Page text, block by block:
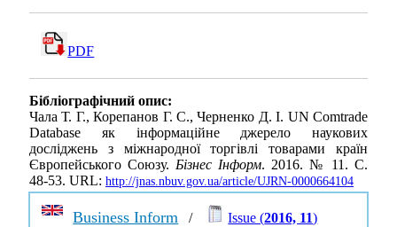
PDF
Бібліографічний опис:
Чала Т. Г., Корепанов Г. С., Черненко Д. І. UN Comtrade
Database як інформаційне джерело наукових
досліджень з міжнародної торгівлі товарами країн
Європейського Союзу. Бізнес Інформ. 2016. № 11. С.
48-53. URL: http://jnas.nbuv.gov.ua/article/UJRN-0000664104
Business Inform / Issue (2016, 11)